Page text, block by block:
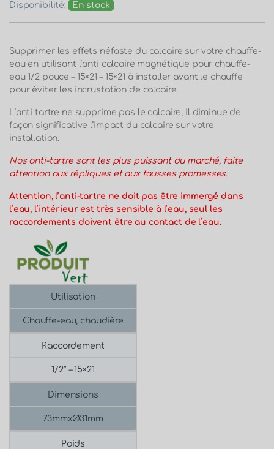
Disponibilité:
En stock
Supprimer les effets néfaste du calcaire sur votre chauffe-
eau en utilisant l’anti calcaire magnétique pour chauffe-
eau 1/2 pouce – 15×21 – 15×21 à installer avant le chauffe
pour éviter les incrustation de calcaire.
L’anti tartre ne supprime pas le calcaire, il diminue de
façon significative l’impact du calcaire sur votre
installation.
Nos anti-tartre sont les plus puissant du marché, faite
attention aux répliques et aux fausses promesses.
Attention, l’anti-tartre ne doit pas être immergé dans
l’eau, l’intérieur est très sensible à l’eau, seul les
raccordements doivent être au contact de l’eau.
Utilisation
Chauffe-eau, chaudière
Raccordement
1/2″ – 15×21
Dimensions
73mmxØ31mm
Poids